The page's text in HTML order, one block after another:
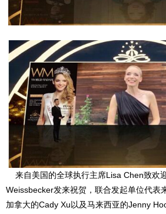
来自美国的全球执行主席Lisa Chen致欢
Weissbecker发来祝贺，联合发起单位代表
加拿大的Cady Xu以及马来西亚的Jenny